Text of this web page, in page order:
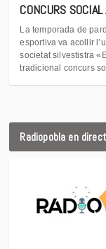
CONCURS
La temporada de
esportiva va acollir
societat silvestistra
tradicional concurs
Radiopobla en